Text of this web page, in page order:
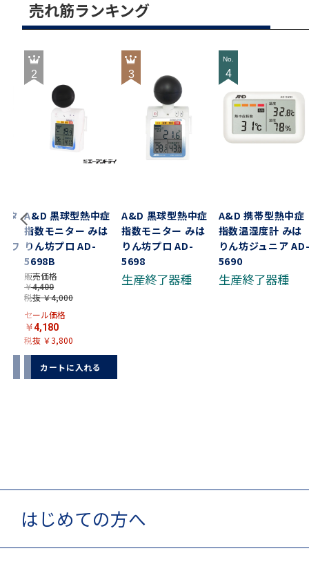
売れ筋ランキング
タ
ワ
2
A&D 黒球型熱中症
指数モニター みは
りん坊プロ AD-
5698B
販売価格
￥4,400
税抜 ￥4,000
セール価格
￥4,180
税抜 ￥3,800
カートに入れる
3
A&D 黒球型熱中症
指数モニター みは
りん坊プロ AD-
5698
生産終了器種
4
A&D 携帯型熱中症
指数温湿度計 みは
りん坊ジュニア
5690
生産終了器種
はじめての方へ